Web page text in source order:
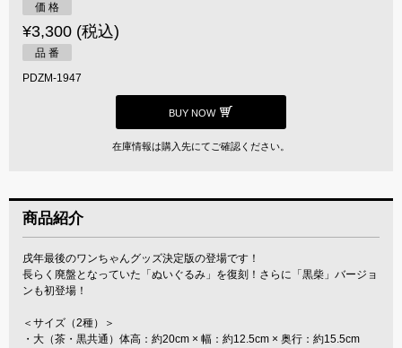
価 格
¥3,300 (税込)
品 番
PDZM-1947
BUY NOW
在庫情報は購入先にてご確認ください。
商品紹介
戌年最後のワンちゃんグッズ決定版の登場です！
長らく廃盤となっていた「ぬいぐるみ」を復刻！さらに「黒柴」バージョ
ンも初登場！
＜サイズ（2種）＞
・大（茶・黒共通）体高：約20cm × 幅：約12.5cm × 奥行：約15.5cm